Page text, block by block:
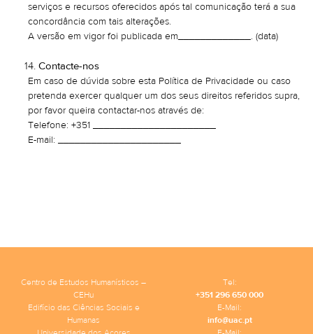
serviços e recursos oferecidos após tal comunicação terá a sua
concordância com tais alterações.
A versão em vigor foi publicada em_____________. (data)
Contacte-nos
Em caso de dúvida sobre esta Política de Privacidade ou caso
pretenda exercer qualquer um dos seus direitos referidos supra,
por favor queira contactar-nos através de:
Telefone: +351 ______________________
E-mail: ______________________
Centro de Estudos Humanísticos –
CEHu
Edifício das Ciências Sociais e
Humanas
Tel:
+351 296 650 000
E-Mail:
info@uac.pt